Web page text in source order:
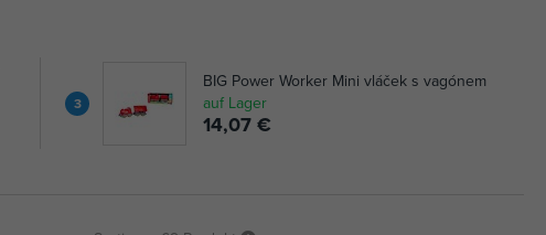
3
BIG Power Worker Mini vláček s vagónem
auf Lager
14,07 €